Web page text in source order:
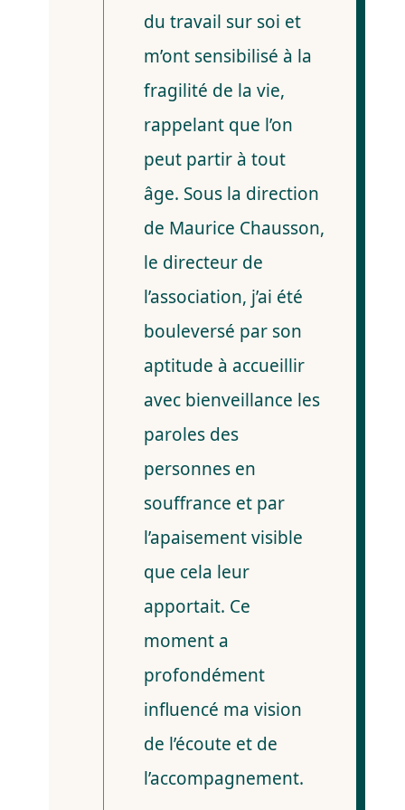
du travail sur soi et
m’ont sensibilisé à la
fragilité de la vie,
rappelant que l’on
peut partir à tout
âge. Sous la direction
de Maurice Chausson,
le directeur de
l’association, j’ai été
bouleversé par son
aptitude à accueillir
avec bienveillance les
paroles des
personnes en
souffrance et par
l’apaisement visible
que cela leur
apportait. Ce
moment a
profondément
influencé ma vision
de l’écoute et de
l’accompagnement.